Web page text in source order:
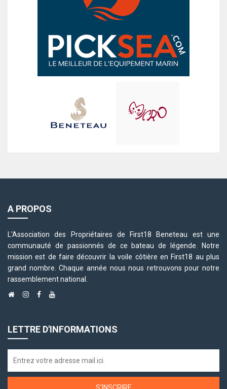
A PROPOS
L'Association des Propriétaires de First18 Beneteau est une
communauté de passionnés de ce bateau de légende. Notre
mission est de faire découvrir la voile côtière en First18 au plus
grand nombre. Chaque année nous nous retrouvons pour notre
rassemblement national.
LETTRE D'INFORMATIONS